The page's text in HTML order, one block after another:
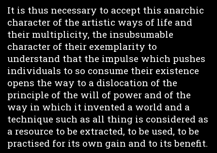
It is thus necessary to accept this anarchic
character of the artistic ways of life and
their multiplicity, the insubsumable
character of their exemplarity to
understand that the impulse which pushes
individuals to so consume their existence
opens the way to a dislocation of the
principle of the will of power and of the
way in which it invented a world and a
technique such as all thing is considered as
a resource to be extracted, to be used, to be
practised for its own gain and to its benefit.